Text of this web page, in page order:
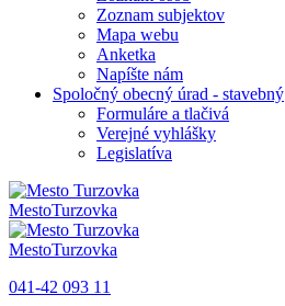
Zoznam subjektov
Mapa webu
Anketka
Napíšte nám
Spoločný obecný úrad - stavebný
Formuláre a tlačivá
Verejné vyhlášky
Legislatíva
MestoTurzovka
MestoTurzovka
041-42 093 11